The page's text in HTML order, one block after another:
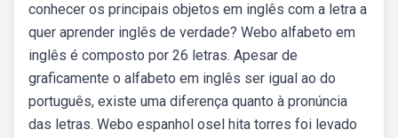
conhecer os principais objetos em inglês com a letra a
quer aprender inglês de verdade? Webo alfabeto em
inglês é composto por 26 letras. Apesar de
graficamente o alfabeto em inglês ser igual ao do
português, existe uma diferença quanto à pronúncia
das letras. Webo espanhol osel hita torres foi levado